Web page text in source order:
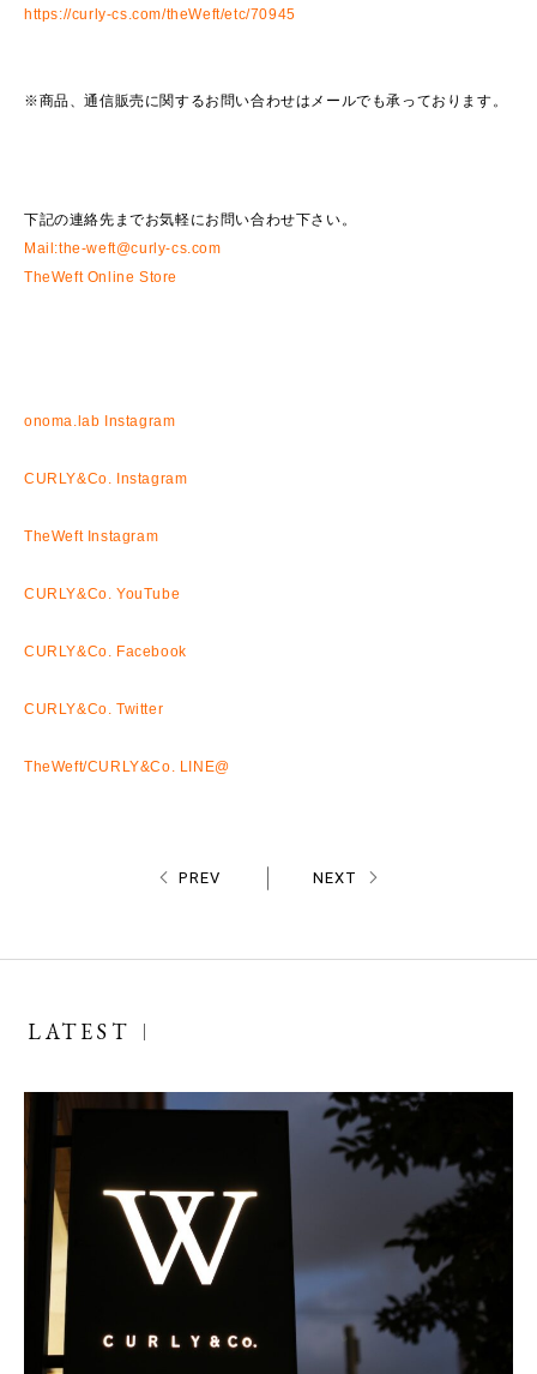
https://curly-cs.com/theWeft/etc/70945
※商品、通信販売に関するお問い合わせはメールでも承っております。
下記の連絡先までお気軽にお問い合わせ下さい。
Mail:the-weft@curly-cs.com
TheWeft Online Store
onoma.lab Instagram
CURLY&Co. Instagram
TheWeft Instagram
CURLY&Co. YouTube
CURLY&Co. Facebook
CURLY&Co. Twitter
TheWeft/CURLY&Co. LINE@
PREV NEXT
LATEST